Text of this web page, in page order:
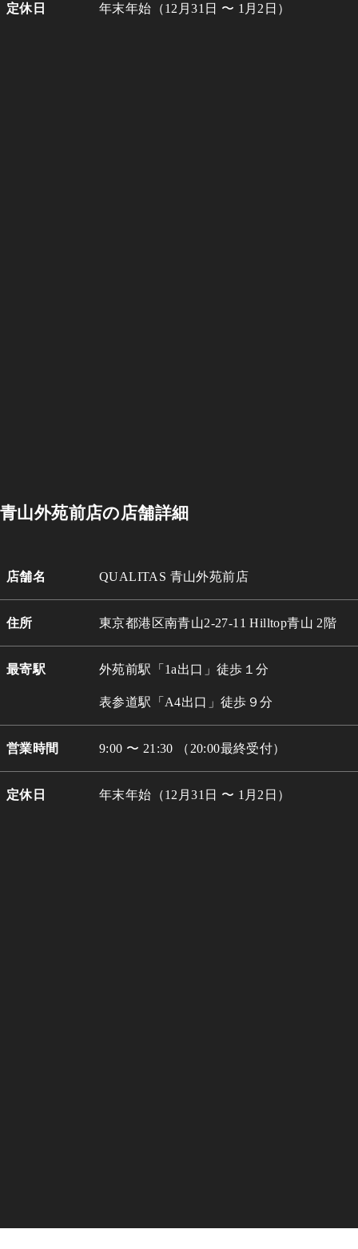
定休日 年末年始（12月31日 〜 1月2日）
青山外苑前店の店舗詳細
店舗名 QUALITAS 青山外苑前店
住所 東京都港区南青山2-27-11 Hilltop青山 2階
最寄駅 外苑前駅「1a出口」徒歩１分
表参道駅「A4出口」徒歩９分
営業時間 9:00 〜 21:30 （20:00最終受付）
定休日 年末年始（12月31日 〜 1月2日）